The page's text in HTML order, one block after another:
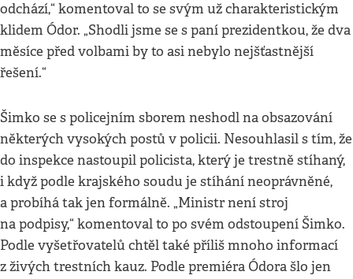
odchází,“ komentoval to se svým už charakteristickým
klidem Ódor. „Shodli jsme se s paní prezidentkou, že dva
měsíce před volbami by to asi nebylo nejšťastnější
řešení.“
Šimko se s policejním sborem neshodl na obsazování
některých vysokých postů v policii. Nesouhlasil s tím, že
do inspekce nastoupil policista, který je trestně stíhaný,
i když podle krajského soudu je stíhání neoprávněné,
a probíhá tak jen formálně. „Ministr není stroj
na podpisy,“ komentoval to po svém odstoupení Šimko.
Podle vyšetřovatelů chtěl také příliš mnoho informací
z živých trestních kauz. Podle premiéra Ódora šlo jen